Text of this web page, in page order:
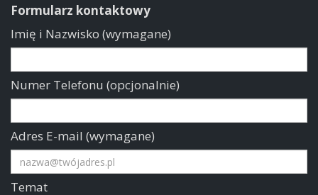
Formularz kontaktowy
Imię i Nazwisko (wymagane)
Numer Telefonu (opcjonalnie)
Adres E-mail (wymagane)
Temat